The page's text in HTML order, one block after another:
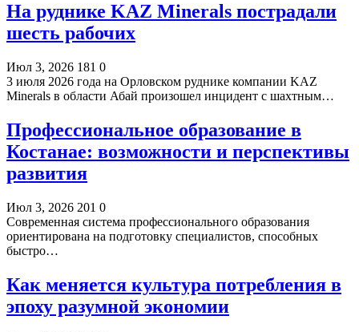
На руднике KAZ Minerals пострадали
шесть рабочих
Июл 3, 2026 181 0
3 июля 2026 года на Орловском руднике компании KAZ
Minerals в области Абай произошел инцидент с шахтным…
Профессиональное образование в
Костанае: возможности и перспективы
развития
Июл 3, 2026 201 0
Современная система профессионального образования
ориентирована на подготовку специалистов, способных
быстро…
Как меняется культура потребления в
эпоху разумной экономии